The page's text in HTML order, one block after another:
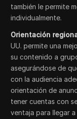
también le permite
individualmente.
Orientación
UU. permite una
su contenido a
asegurándose de
con la audiencia
orientación de
tener cuentas con
ventaja para llegar a